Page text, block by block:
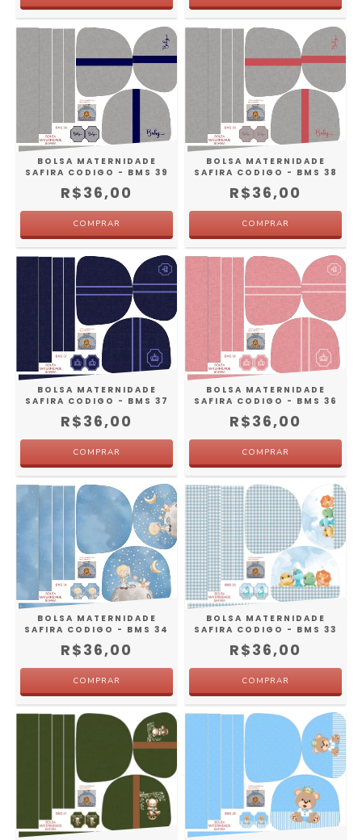
BOLSA MATERNIDADE
SAFIRA CODIGO - BMS 39
R$36,00
BOLSA MATERNIDADE
SAFIRA CODIGO - BMS 38
R$36,00
BOLSA MATERNIDADE
SAFIRA CODIGO - BMS 37
R$36,00
BOLSA MATERNIDADE
SAFIRA CODIGO - BMS 36
R$36,00
BOLSA MATERNIDADE
SAFIRA CODIGO - BMS 34
R$36,00
BOLSA MATERNIDADE
SAFIRA CODIGO - BMS 33
R$36,00